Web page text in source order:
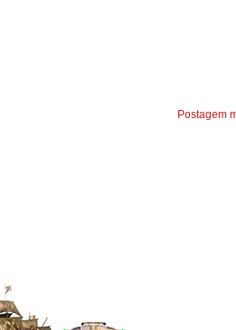
Postagem